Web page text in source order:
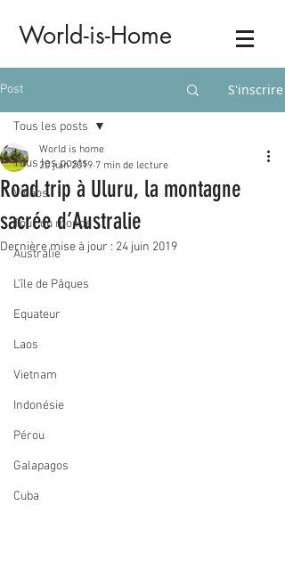
World-is-Home
Post S'inscrire
Tous les posts
Vidéos
Tour du monde
Australie
L'île de Pâques
Equateur
Laos
Vietnam
Indonésie
Pérou
Galapagos
Cuba
Tous les posts
Road trip à Uluru, la montagne
sacrée d’Australie
World is home
20 juin 2019 7 min de lecture
Dernière mise à jour : 24 juin 2019